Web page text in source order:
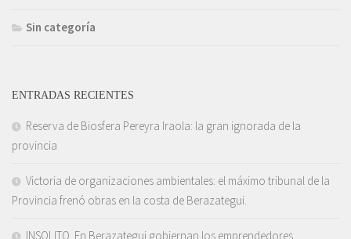
Sin categoría
ENTRADAS RECIENTES
Reserva de Biosfera Pereyra Iraola: la gran ignorada de la
provincia
Victoria de organizaciones ambientales: el máximo tribunal de la
Provincia frenó obras en la costa de Berazategui.
INSOLITO. En Berazategui gobiernan los emprendedores